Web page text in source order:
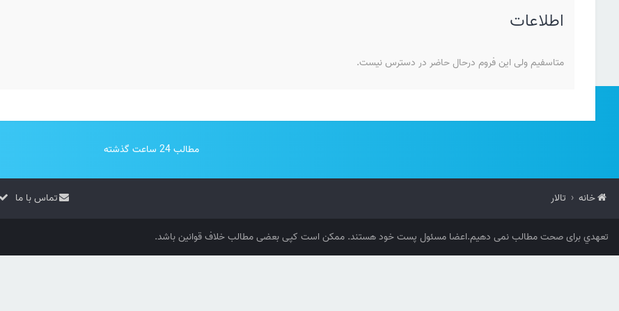
اطلاعات
متاسفیم ولی این فروم درحال حاضر در دسترس نیست.
مطالب 24 ساعت گذشته
خانه تالار تماس با ما
تعهدي برای صحت مطالب نمی دهیم.اعضا مسئول پست خود هستند. ممکن است کپی بعضی مطالب خلاف قوانین باشد.